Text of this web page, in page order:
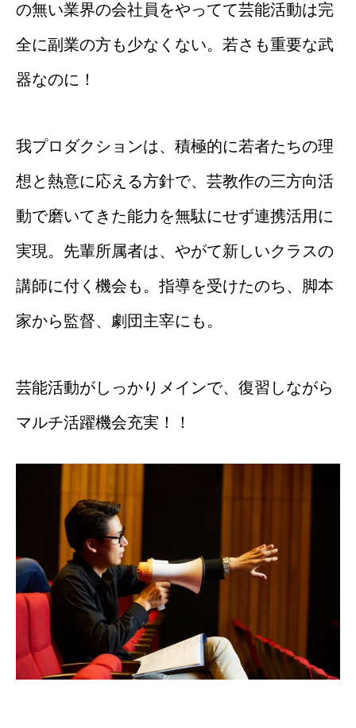
の無い業界の会社員をやってて芸能活動は完
全に副業の方も少なくない。若さも重要な武
器なのに！
我プロダクションは、積極的に若者たちの理
想と熱意に応える方針で、芸教作の三方向活
動で磨いてきた能力を無駄にせず連携活用に
実現。先輩所属者は、やがて新しいクラスの
講師に付く機会も。指導を受けたのち、脚本
家から監督、劇団主宰にも。
芸能活動がしっかりメインで、復習しながら
マルチ活躍機会充実！！